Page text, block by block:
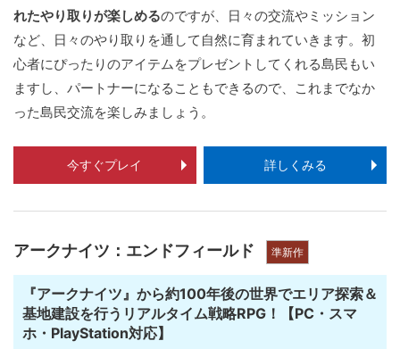
れたやり取りが楽しめるのですが、日々の交流やミッション
など、日々のやり取りを通して自然に育まれていきます。初
心者にぴったりのアイテムをプレゼントしてくれる島民もい
ますし、パートナーになることもできるので、これまでなか
った島民交流を楽しみましょう。
今すぐプレイ 詳しくみる
アークナイツ：エンドフィールド 準新作
『アークナイツ』から約100年後の世界でエリア探索＆
基地建設を行うリアルタイム戦略RPG！【PC・スマ
ホ・PlayStation対応】